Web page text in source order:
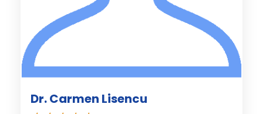
Dr. Carmen Lisencu